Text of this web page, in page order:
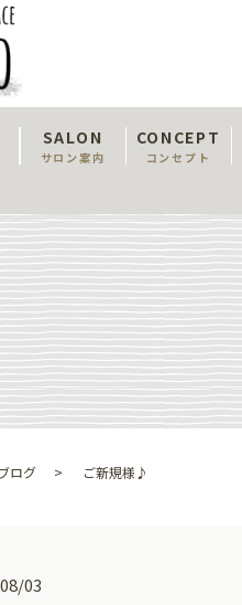
SALON
サロン案内
CONCEPT
コンセプト
ログ ご新規様♪
03